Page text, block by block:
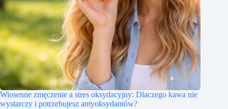
Wiosenne zmęczenie a stres oksydacyjny: Dlaczego kawa nie
wystarczy i potrzebujesz antyoksydantów?